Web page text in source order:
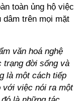
toàn ủng hộ việc
trên mọi mặt
văn hoá nghệ
trạng đời sống và
là một cách tiếp
với việc nói ra một